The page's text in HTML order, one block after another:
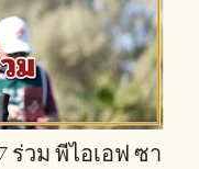
ร่วม พีไอเอฟ ซา